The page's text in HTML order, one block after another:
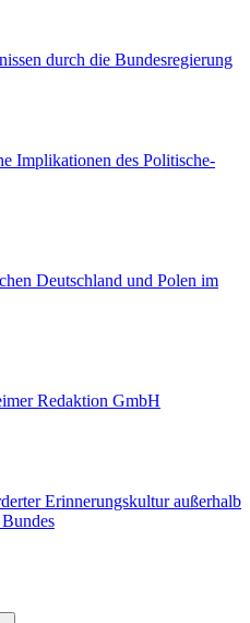
durch die Bundesregierung
Implikationen des Politische-
Deutschland und Polen im
Redaktion GmbH
Erinnerungskultur außerhalb